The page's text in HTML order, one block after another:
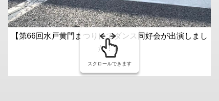
【第66回水戸黄門まつりにてダンス同好会が出演しまし
た！】
スクロールできます